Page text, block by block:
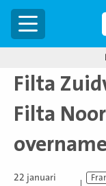
Menu
Filta
Filta
22 januari